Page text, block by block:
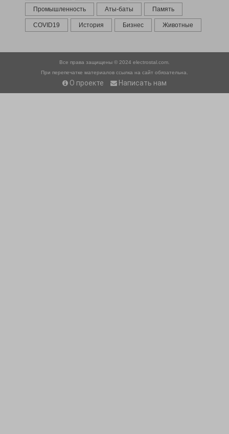
Промышленность Аты-баты Память
COVID19 История Бизнес Животные
Все права защищены © 2024 electrostal.com.
При перепечатке материалов ссылка на сайт обязательна.
О проекте Написать нам